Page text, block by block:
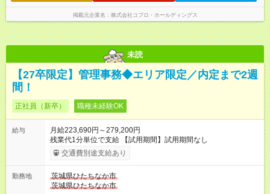
掲載元企業名 株式会社コプロ・ホールディングス
未読
【27卒限定】管理事務◆エリア限定／内定まで2週
間！
正社員（新卒） 職種未経験OK
給与
月給223,690円～279,200円
残業代1分単位で支給 【試用期間】試用期間なし
交通費別途支給あり
勤務地
茨城県ひたちなか市
茨城県ひたちなか市